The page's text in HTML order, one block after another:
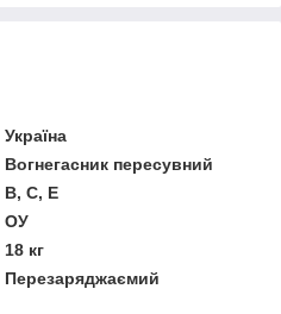
Україна
Вогнегасник пересувний
В, С, Е
ОУ
18 кг
Перезаряджаємий